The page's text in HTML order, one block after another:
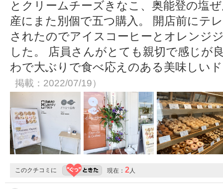
とクリームチーズきなこ、奥能登の塩
産にまた別個で五つ購入。 開店前にテ
されたのでアイスコーヒーとオレンジ
した。 店員さんがとても親切で感じが
わで大ぶりで食べ応えのある美味しい
掲載：2022/07/19）
このクチコミに 現在： 2人